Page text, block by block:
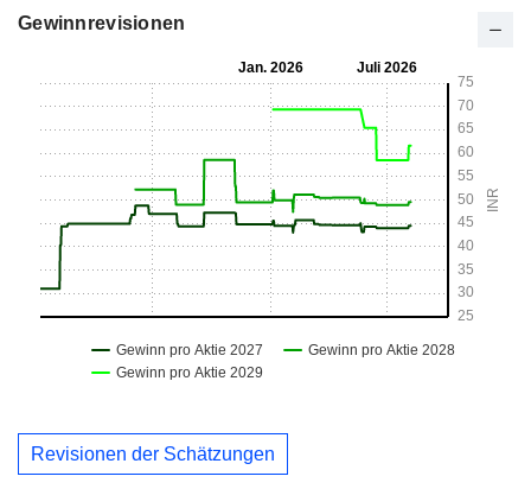
Gewinnrevisionen
Revisionen der Schätzungen